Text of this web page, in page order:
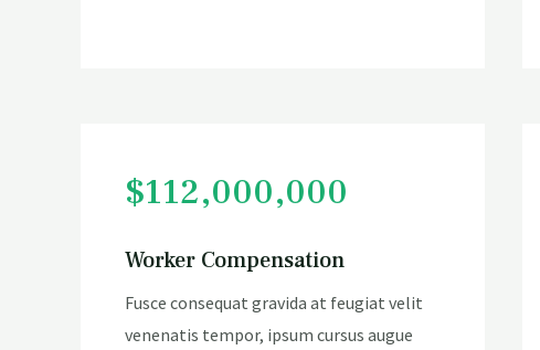
$112,000,000
Worker Compensation
Fusce consequat gravida at feugiat velit
venenatis tempor, ipsum cursus augue